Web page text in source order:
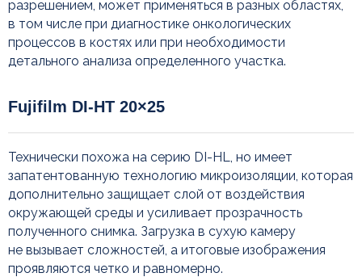
разрешением, может применяться в разных областях,
в том числе при диагностике онкологических
процессов в костях или при необходимости
детального анализа определенного участка.
Fujifilm DI-HT 20×25
Технически похожа на серию DI-HL, но имеет
запатентованную технологию микроизоляции, которая
дополнительно защищает слой от воздействия
окружающей среды и усиливает прозрачность
полученного снимка. Загрузка в сухую камеру
не вызывает сложностей, а итоговые изображения
проявляются четко и равномерно.